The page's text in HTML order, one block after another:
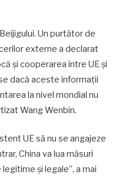
Un purtător de
externe a declarat
şi cooperarea între UE şi
dacă aceste informaţii
la nivel mondial nu
Wang Wenbin.
UE să nu se angajeze
China va lua măsuri
şi legale”, a mai